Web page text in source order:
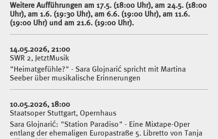
Weitere Aufführungen am 17.5. (18:00 Uhr), am 24.5. (18:00
Uhr), am 1.6. (19:30 Uhr), am 6.6. (19:00 Uhr), am 11.6.
(19:00 Uhr) und am 21.6. (19:00 Uhr).
14.05.2026, 21:00
SWR 2, JetztMusik
"Heimatgefühle?" - Sara Glojnarić spricht mit Martina
Seeber über musikalische Erinnerungen
10.05.2026, 18:00
Staatsoper Stuttgart, Opernhaus
Sara Glojnarić: "Station Paradiso" - Eine Mixtape-Oper
entlang der ehemaligen Europastraße 5. Libretto von Tanja